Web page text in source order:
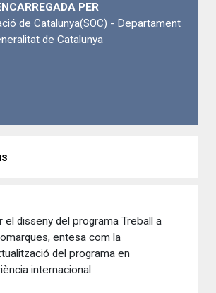
PER
de Catalunya(SOC) - Departament
de Catalunya
el disseny del programa Treball a
entesa com la
del programa en
internacional.